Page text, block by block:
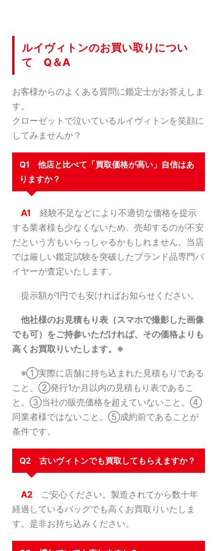
ルイヴィトンのお買い取りについ
て Q＆A
お客様からのよくある質問に鑑定士がお答えしま
す。
クローゼットで泣いているルイヴィトンを笑顔に
してみませんか？
Q1 他店と比べて「買取価格が高い」自信はあ
りますか？
A1 経験不足などにより不適切な価格を提示
する業者様も少なくないため、売却するのが不安
だという方もいらっしゃるかもしれません。当店
では厳しい鑑定試験を突破したブランド品専門バ
イヤーが査定いたします。
提示額が1円でも安ければお知らせください。
他社様のお見積もり表（スマホで撮影した画像
でも可）をご持参いただければ、その価格よりも
高くお買取りいたします。※
※①実際に店舗に持ち込まれた見積もりである
こと。②発行1か月以内の見積もり表であるこ
と。③当社の販売価格を超えていないこと。④
同業者様ではないこと。⑤成約前であることが
条件です。
Q2 古いヴィトンでも買取してもらえますか？
A2 ご安心ください。製造されてから数十年
経過しているバッグでも高くお買取りいたしま
す。是非お持ち込みください。